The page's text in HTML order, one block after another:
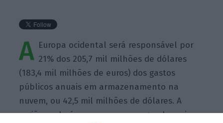
A Europa ocidental será responsável por
21% dos 205,7 mil milhões de dólares
(183,4 mil milhões de euros) dos gastos
públicos anuais em armazenamento na
nuvem, ou 42,5 mil milhões de dólares. A
região poderá passar a ser o segundo maior